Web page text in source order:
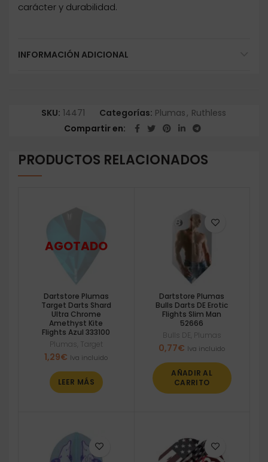
carácter y durabilidad.
INFORMACIÓN ADICIONAL
SKU: 14471 Categorías: Plumas, Ruthless
Compartir en
PRODUCTOS RELACIONADOS
Dartstore Plumas
Target Darts Shard
Ultra Chrome
Amethyst Kite
Flights Azul 333100
Plumas Target
1,29€ Iva incluido
LEER MÁS
Dartstore Plumas
Bulls Darts DE Erotic
Flights Slim Man
52666
Bulls DE Plumas
0,77€ Iva incluido
AÑADIR AL
CARRITO